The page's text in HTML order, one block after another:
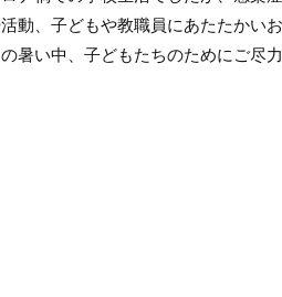
動、子どもや教職員にあたたかい
暑い中、子どもたちのためにご尽